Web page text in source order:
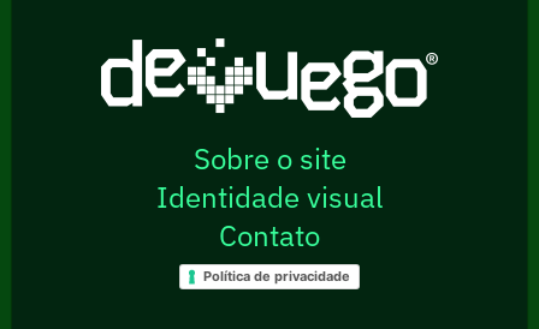
Sobre o site
Identidade visual
Contato
Política de privacidade